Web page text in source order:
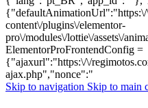
{"defaultAnimationUrl":"https:\/
content\/plugins\/elementor-
pro\/modules\/lottie\/assets\/
ElementorProFrontendConfig =
{"ajaxurl":"https:\/\/
ajax.php","nonce":"
Skip to navigation Skip to main